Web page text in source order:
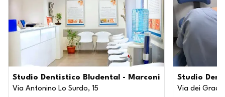
Studio Dentistico Bludental - Marconi
Via Antonino Lo Surdo, 15
Studio
Via dei